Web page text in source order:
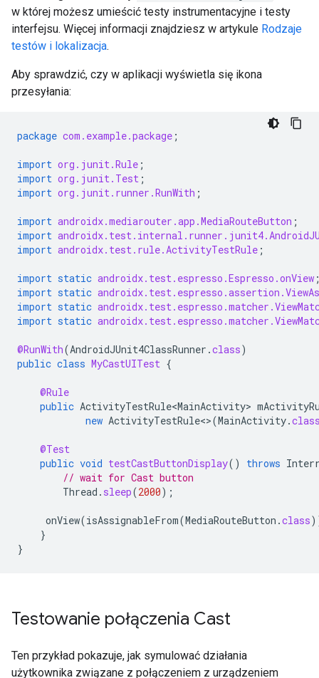
w której możesz umieścić testy instrumentacyjne i testy
interfejsu. Więcej informacji znajdziesz w artykule Rodzaje
testów i lokalizacja.
Aby sprawdzić, czy w aplikacji wyświetla się ikona
przesyłania:
package com.example.package ;
import org.junit.Rule ;
import org.junit.Test ;
import org.junit.runner.RunWith ;
import androidx.mediarouter.app.MediaRouteButton ;
import
import androidx.test.rule.ActivityTestRule ;
import static androidx.test.espresso.Espresso.onView
import static
import static
import static
@RunWith(AndroidJUnit4ClassRunner .class)
public class MyCastUITest {
@Rule
public ActivityTestRule<MainActivity>
new ActivityTestRule<>(MainActivity.
@Test
public void testCastButtonDisplay() throws
// wait for Cast button
Thread . sleep(2000);
onView(isAssignableFrom(MediaRouteButton .class
}
}
Testowanie połączenia Cast
Ten przykład pokazuje, jak symulować działania
użytkownika związane z połączeniem z urządzeniem